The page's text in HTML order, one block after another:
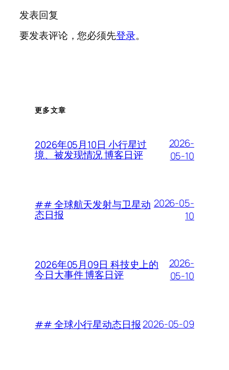
发表回复
要发表评论，您必须先登录。
更多文章
2026年05月10日 小行星过
境、被发现情况 博客日评
2026-
05-10
## 全球航天发射与卫星动
态日报
2026-05-
10
2026年05月09日 科技史上的
今日大事件 博客日评
2026-
05-10
## 全球小行星动态日报2026-05-09